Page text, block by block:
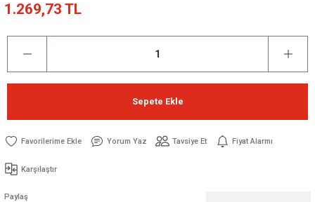
1.269,73 TL
Sepete Ekle
Yorum Yaz Tavsiye Et Fiyat Alarmı
Karşılaştır
Paylaş